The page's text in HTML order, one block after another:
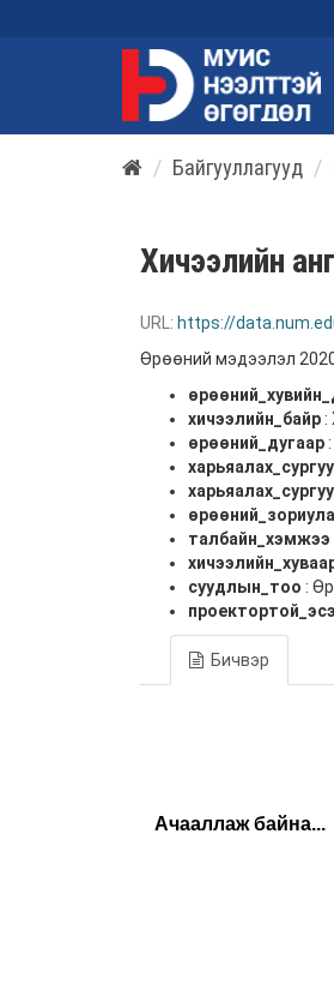
Байгууллагууд
Хичээлийн
URL: https://
Өрөөний мэдээлэл
хичээлийн_байр :
өрөөний_дугаар
талбайн_хэмжээ
суудлын_тоо :
Бичвэр